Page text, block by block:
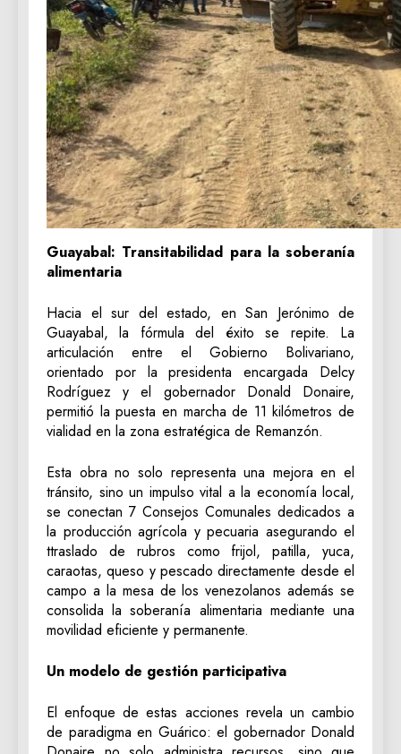
Guayabal: Transitabilidad para la soberanía
alimentaria
Hacia el sur del estado, en San Jerónimo de
Guayabal, la fórmula del éxito se repite. La
articulación entre el Gobierno Bolivariano,
orientado por la presidenta encargada Delcy
Rodríguez y el gobernador Donald Donaire,
permitió la puesta en marcha de 11 kilómetros de
vialidad en la zona estratégica de Remanzón.
Esta obra no solo representa una mejora en el
tránsito, sino un impulso vital a la economía local,
se conectan 7 Consejos Comunales dedicados a
la producción agrícola y pecuaria asegurando el
ttraslado de rubros como frijol, patilla, yuca,
caraotas, queso y pescado directamente desde el
campo a la mesa de los venezolanos además se
consolida la soberanía alimentaria mediante una
movilidad eficiente y permanente.
Un modelo de gestión participativa
El enfoque de estas acciones revela un cambio
de paradigma en Guárico: el gobernador Donald